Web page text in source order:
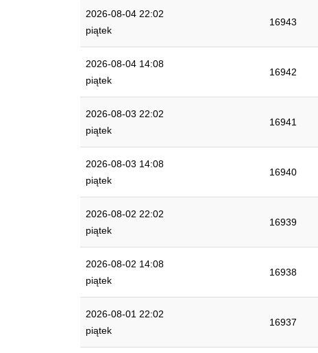
2026-08-04 22:02
piątek
16943
2026-08-04 14:08
piątek
16942
2026-08-03 22:02
piątek
16941
2026-08-03 14:08
piątek
16940
2026-08-02 22:02
piątek
16939
2026-08-02 14:08
piątek
16938
2026-08-01 22:02
piątek
16937